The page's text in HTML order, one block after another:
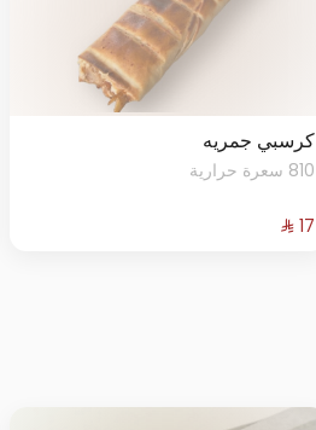
كرسبي جمريه
810 سعرة حرارية